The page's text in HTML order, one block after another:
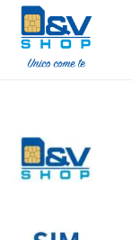
327797980X